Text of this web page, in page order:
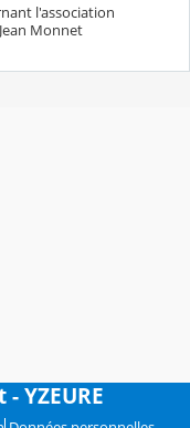
l'association
Monnet
YZEURE